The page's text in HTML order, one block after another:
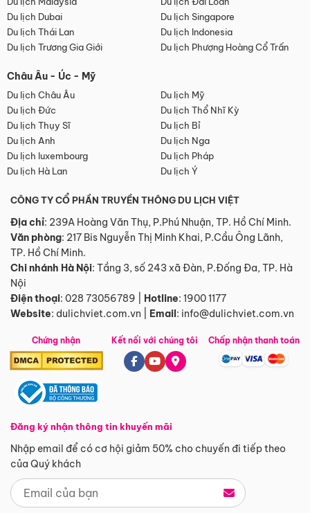
Du lịch Dubai
Du lịch Singapore
Du lịch Thái Lan
Du lịch Indonesia
Du lịch Trương Gia Giới
Du lịch Phượng Hoàng Cổ Trấn
Châu Âu - Úc - Mỹ
Du lịch Châu Âu
Du lịch Mỹ
Du lịch Đức
Du lịch Thổ Nhĩ Kỳ
Du lịch Thụy Sĩ
Du lịch Bỉ
Du lịch Anh
Du lịch Nga
Du lịch luxembourg
Du lịch Pháp
Du lịch Hà Lan
Du lịch Ý
CÔNG TY CỔ PHẦN TRUYỀN THÔNG DU LỊCH VIỆT
Địa chỉ: 239A Hoàng Văn Thụ, P.Phú Nhuận, TP. Hồ Chí Minh.
Văn phòng: 217 Bis Nguyễn Thị Minh Khai, P.Cầu Ông Lãnh,
TP. Hồ Chí Minh.
Chi nhánh Hà Nội: Tầng 3, số 243 xã Đàn, P.Đống Đa, TP. Hà
Nội
Điện thoại: 028 73056789 Hotline: 1900 1177
Website: dulichviet.com.vn Email: info@dulichviet.com.vn
Chứng nhận
Đăng ký nhận thông tin khuyến mãi
Nhập email để có cơ hội giảm 50% cho chuyến đi tiếp theo
của Quý khách
Kết nối với chúng tôi Chấp nhận thanh toán